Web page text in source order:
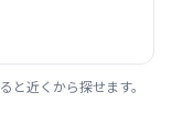
と近くから探せます。